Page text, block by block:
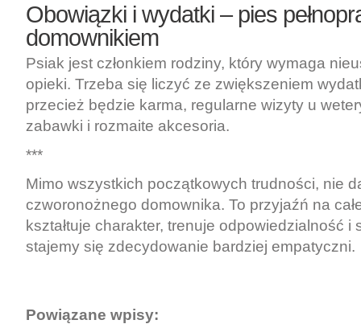
Obowiązki i wydatki – pies
domownikiem
Psiak jest członkiem rodziny, który wymaga
opieki. Trzeba się liczyć ze zwiększeniem
przecież będzie karma, regularne wizyty u
zabawki i rozmaite akcesoria.
***
Mimo wszystkich początkowych trudności, nie
czworonożnego domownika. To przyjaźń na
kształtuje charakter, trenuje odpowiedzialność i
stajemy się zdecydowanie bardziej empatyczni.
Powiązane wpisy: